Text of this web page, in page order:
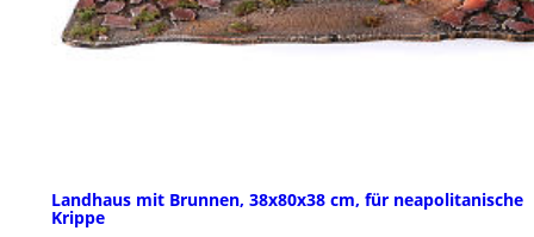
Landhaus mit Brunnen, 38x80x38 cm, für neapolitanische
Krippe